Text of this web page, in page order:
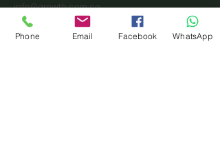
info@growth.com.co
+57 321 8288416
Torre Médica El Tesoro, Consultorio 937
Medellín, Colombia
Phone Email Facebook WhatsApp